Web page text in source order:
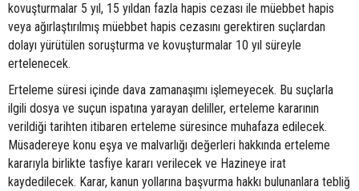
kovuşturmalar 5 yıl, 15 yıldan fazla hapis cezası ile müebbet hapis
veya ağırlaştırılmış müebbet hapis cezasını gerektiren suçlardan
dolayı yürütülen soruşturma ve kovuşturmalar 10 yıl süreyle
ertelenecek.
Erteleme süresi içinde dava zamanaşımı işlemeyecek. Bu suçlarla
ilgili dosya ve suçun ispatına yarayan deliller, erteleme kararının
verildiği tarihten itibaren erteleme süresince muhafaza edilecek.
Müsadereye konu eşya ve malvarlığı değerleri hakkında erteleme
kararıyla birlikte tasfiye kararı verilecek ve Hazineye irat
kaydedilecek. Karar, kanun yollarına başvurma hakkı bulunanlara tebliğ